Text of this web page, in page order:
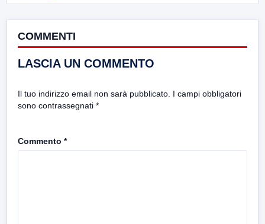
COMMENTI
LASCIA UN COMMENTO
Il tuo indirizzo email non sarà pubblicato. I campi obbligatori
sono contrassegnati *
Commento *